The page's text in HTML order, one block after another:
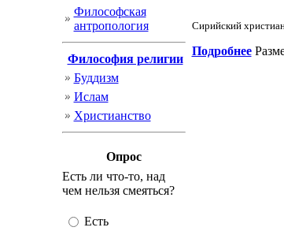
Философская
антропология
Философия религии
Буддизм
Ислам
Христианство
Опрос
Есть ли что-то, над
чем нельзя смеяться?
Есть
Сирийский
Подробнее